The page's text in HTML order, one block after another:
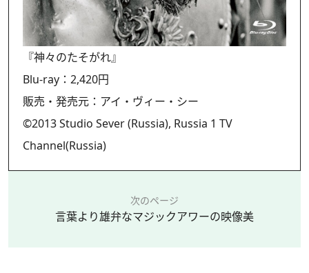
『神々のたそがれ』
Blu-ray：2,420円
販売・発売元：アイ・ヴィー・シー
©2013 Studio Sever (Russia), Russia 1 TV
Channel(Russia)
次のページ
言葉より雄弁なマジックアワーの映像美